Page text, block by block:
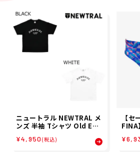
ニュートラル NEWTRAL メ
ンズ 半袖 Tシャツ Old Eng
6SP
¥4,950 (税込)
【
FINA
ュー